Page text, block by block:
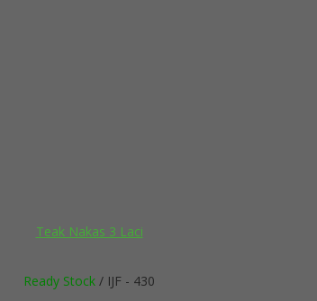
Teak Nakas 3 Laci
Ready Stock / IJF - 430